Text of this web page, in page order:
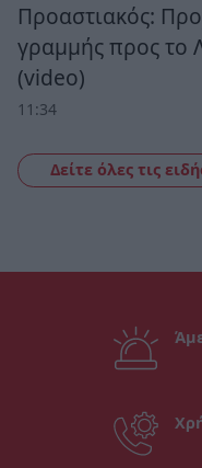
Προαστιακός:
γραμμής προς το
(video)
11:34
Δείτε όλες τις